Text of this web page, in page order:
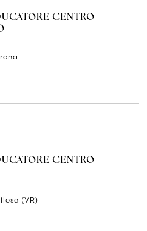
CENTRO
CENTRO
(VR)